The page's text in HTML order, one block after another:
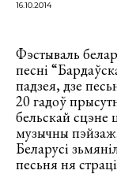
16.10.2014
Фэстываль
песні
падзея, дзе
20 гадоў
бельскай сцэне
музычны
Беларусі
песьня ня